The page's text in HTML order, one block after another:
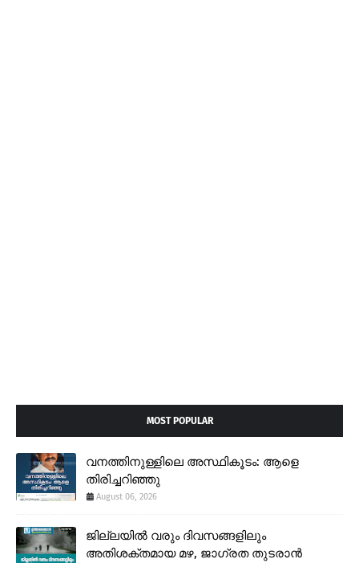
MOST POPULAR
വനത്തിനുള്ളിലെ അസ്ഥികൂടം: ആളെ
തിരിച്ചറിഞ്ഞു
August 06, 2026
ജില്ലയിൽ വരും ദിവസങ്ങളിലും
അതിശക്തമായ മഴ, ജാഗ്രത തുടരാൻ